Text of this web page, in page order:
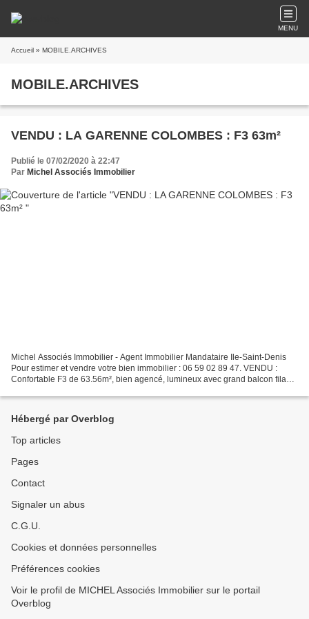
MENU
Accueil » MOBILE.ARCHIVES
MOBILE.ARCHIVES
VENDU : LA GARENNE COLOMBES : F3 63m²
Publié le 07/02/2020 à 22:47
Par Michel Associés Immobilier
Michel Associés Immobilier - Agent Immobilier Mandataire Ile-Saint-Denis
Pour estimer et vendre votre bien immobilier : 06 59 02 89 47. VENDU :
Confortable F3 de 63.56m², bien agencé, lumineux avec grand balcon filant
Hébergé par Overblog
Top articles
Pages
Contact
Signaler un abus
C.G.U.
Cookies et données personnelles
Préférences cookies
Voir le profil de MICHEL Associés Immobilier sur le portail
Overblog